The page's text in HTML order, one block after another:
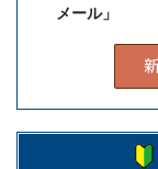
メール」